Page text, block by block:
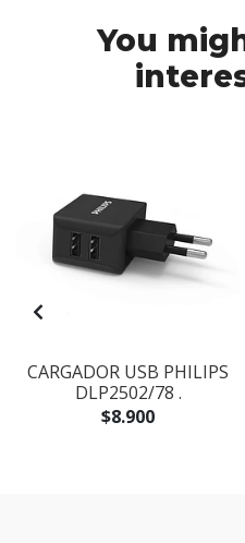
You
CARGADOR USB PHILIPS
DLP2502/78 .
$8.900